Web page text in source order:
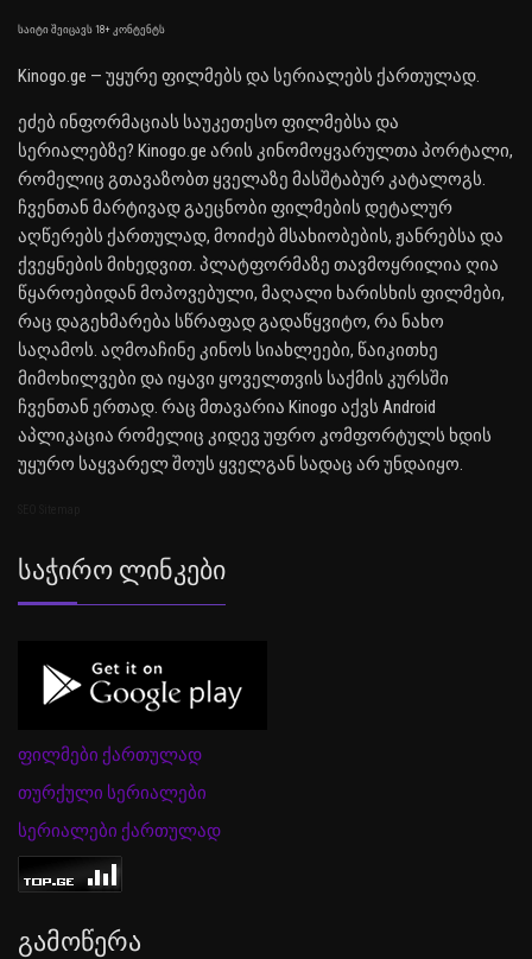
საიტი შეიცავს 18+ კონტენტს
Kinogo.ge — უყურე ფილმებს და სერიალებს ქართულად.
ეძებ ინფორმაციას საუკეთესო ფილმებსა და
სერიალებზე? Kinogo.ge არის კინომოყვარულთა პორტალი,
რომელიც გთავაზობთ ყველაზე მასშტაბურ კატალოგს.
ჩვენთან მარტივად გაეცნობი ფილმების დეტალურ
აღწერებს ქართულად, მოიძებ მსახიობების, ჟანრებსა და
ქვეყნების მიხედვით. პლატფორმაზე თავმოყრილია ღია
წყაროებიდან მოპოვებული, მაღალი ხარისხის ფილმები,
რაც დაგეხმარება სწრაფად გადაწყვიტო, რა ნახო
საღამოს. აღმოაჩინე კინოს სიახლეები, წაიკითხე
მიმოხილვები და იყავი ყოველთვის საქმის კურსში
ჩვენთან ერთად. რაც მთავარია Kinogo აქვს Android
აპლიკაცია რომელიც კიდევ უფრო კომფორტულს ხდის
უყურო საყვარელ შოუს ყველგან სადაც არ უნდაიყო.
Საჭირო Ლინკები
ფილმები ქართულად
თურქული სერიალები
სერიალები ქართულად
Გამოწერა